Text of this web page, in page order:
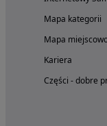
Mapa kategorii
Mapa
Kariera
Części - dobre